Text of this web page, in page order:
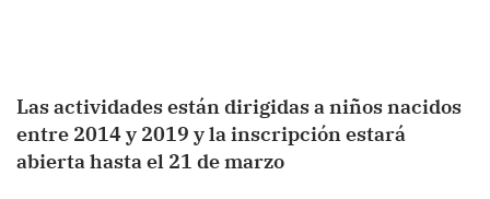
Las actividades están dirigidas a niños nacidos
entre 2014 y 2019 y la inscripción estará
abierta hasta el 21 de marzo